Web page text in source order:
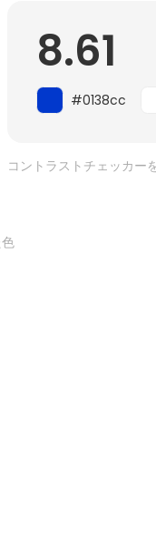
8.61
#0138cc
コントラストチェッカー